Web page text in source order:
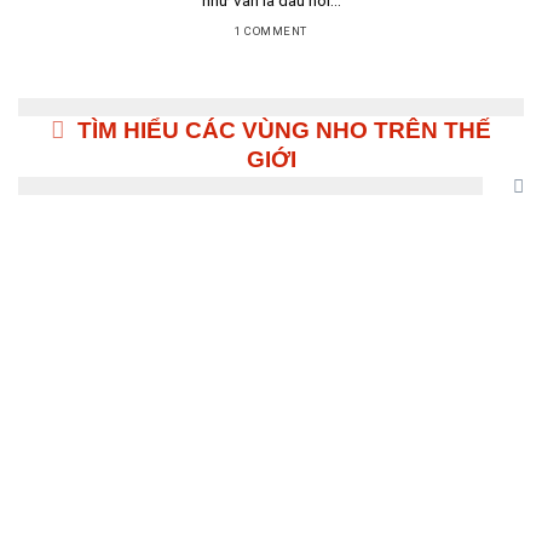
1 COMMENT
TÌM HIỂU CÁC VÙNG NHO TRÊN THẾ
GIỚI